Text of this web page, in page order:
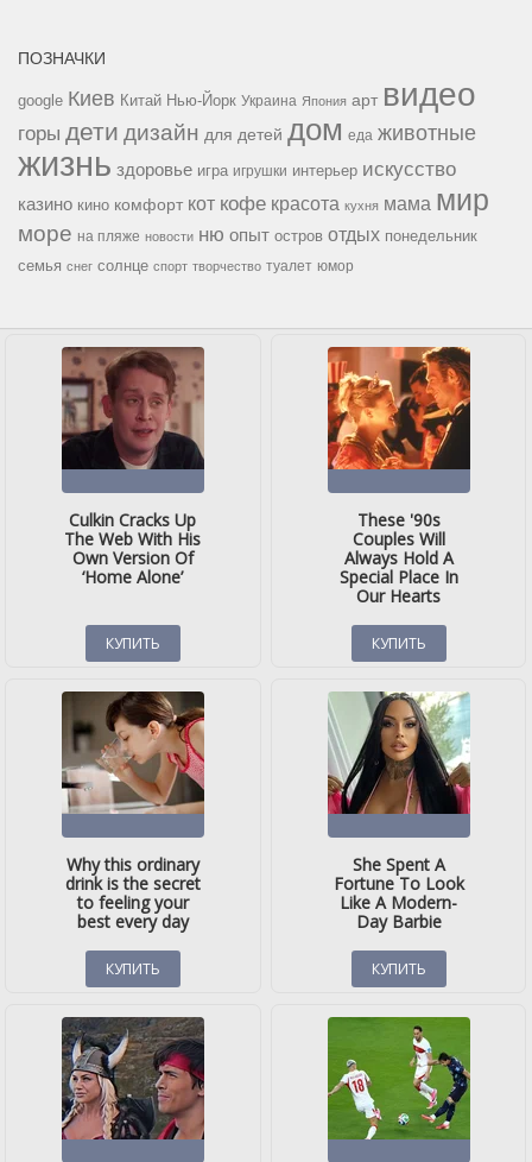
ПОЗНАЧКИ
google Киев Китай Нью-Йорк Украина Япония арт видео
горы дети дизайн для детей дом еда животные
жизнь здоровье игра игрушки интерьер искусство
казино кино комфорт кот кофе красота кухня мама мир
море на пляже новости ню опыт остров отдых понедельник
семья снег солнце спорт творчество туалет юмор